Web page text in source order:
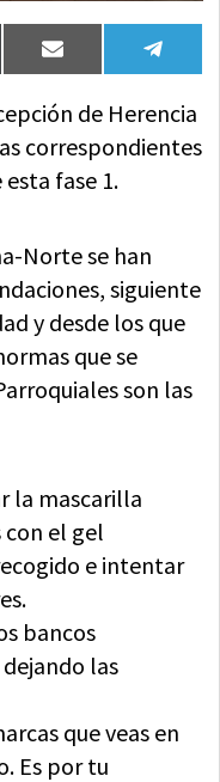
Compartir
en
Email
en
de Herencia
correspondientes
fase 1.
Norte se han
siguiente
y desde los que
que se
son las
la mascarilla
con el gel
e intentar
bancos
las
que veas en
Es por tu